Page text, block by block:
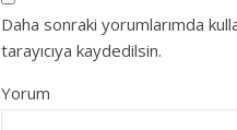
Daha sonraki yorumlarımda
tarayıcıya kaydedilsin.
Yorum